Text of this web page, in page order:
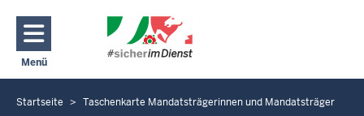
Direkt zum Inhalt
Menü
Navigation aktivieren/deaktivieren: Hauptmenü
Sie
Startseite Taschenkarte Mandatsträgerinnen und Mandatsträger